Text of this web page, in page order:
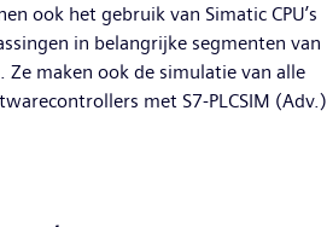
ook het gebruik van Simatic CPU’s
in belangrijke segmenten van
Ze maken ook de simulatie van alle
met S7-PLCSIM (Adv.)